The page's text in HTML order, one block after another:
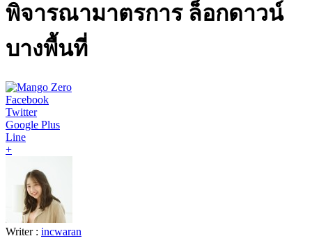
พิจารณามาตรการ ล็อกดาวน์
บางพื้นที่
Facebook
Twitter
Google Plus
Line
+
Writer : incwaran